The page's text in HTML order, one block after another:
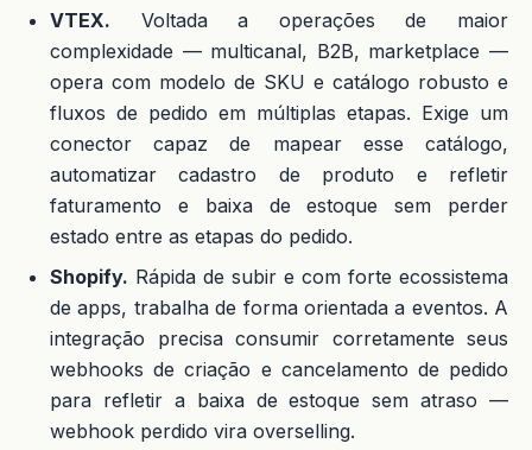
VTEX. Voltada a operações de maior
complexidade — multicanal, B2B, marketplace —
opera com modelo de SKU e catálogo robusto e
fluxos de pedido em múltiplas etapas. Exige um
conector capaz de mapear esse catálogo,
automatizar cadastro de produto e refletir
faturamento e baixa de estoque sem perder
estado entre as etapas do pedido.
Shopify. Rápida de subir e com forte ecossistema
de apps, trabalha de forma orientada a eventos. A
integração precisa consumir corretamente seus
webhooks de criação e cancelamento de pedido
para refletir a baixa de estoque sem atraso —
webhook perdido vira overselling.